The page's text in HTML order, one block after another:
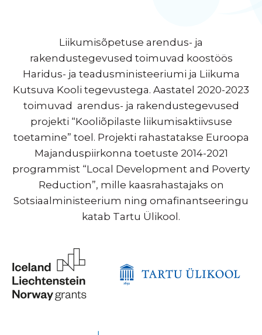
Liikumisõpetuse arendus- ja
rakendustegevused toimuvad koostöös
Haridus- ja teadusministeeriumi ja Liikuma
Kutsuva Kooli tegevustega. Aastatel 2020-2023
toimuvad arendus- ja rakendustegevused
projekti “Kooliõpilaste liikumisaktiivsuse
toetamine” toel. Projekti rahastatakse Euroopa
Majanduspiirkonna toetuste 2014-2021
programmist “Local Development and Poverty
Reduction”, mille kaasrahastajaks on
Sotsiaalministeerium ning omafinantseeringu
katab Tartu Ülikool.